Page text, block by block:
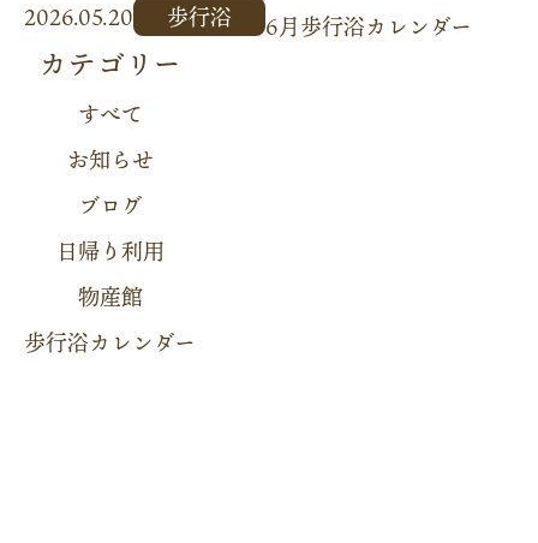
2026.05.20
歩行浴 6月歩行浴カレンダー
カテゴリー
すべて
お知らせ
ブログ
日帰り利用
物産館
歩行浴カレンダー